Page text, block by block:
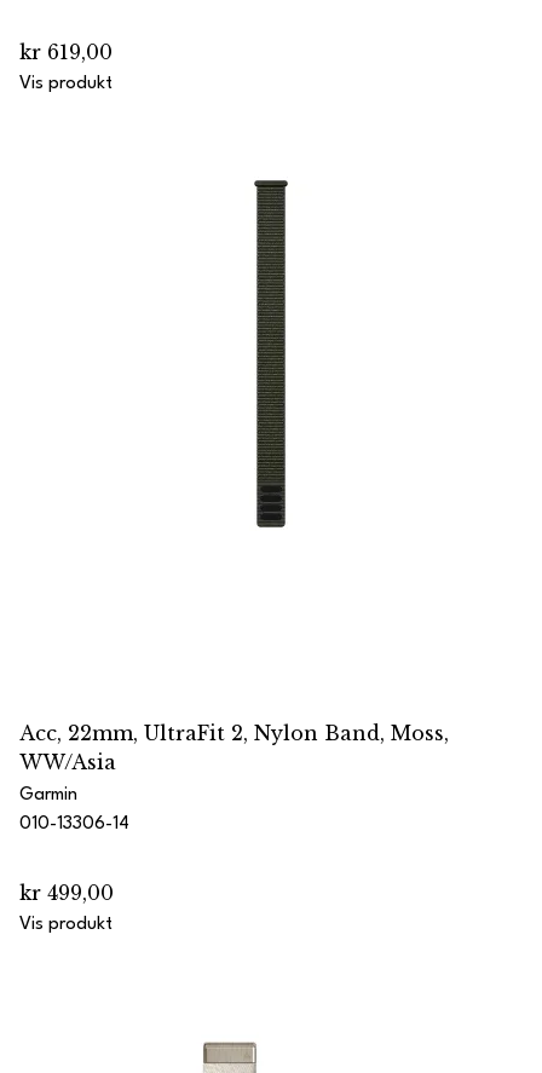
kr 619,00
Vis produkt
Acc, 22mm, UltraFit 2, Nylon Band, Moss,
WW/Asia
Garmin
010-13306-14
kr 499,00
Vis produkt